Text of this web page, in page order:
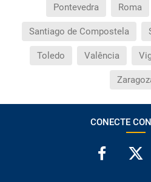
Pontevedra Roma
Santiago de Compostela
Toledo Valência
CONECTE